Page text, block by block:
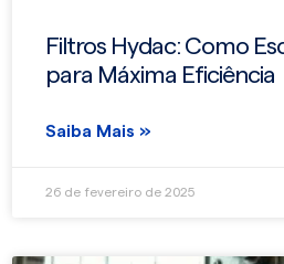
Filtros Hydac: Como
para Máxima Eficiência
Saiba Mais »
26 de fevereiro de 2025